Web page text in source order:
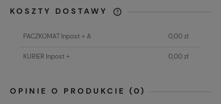
KOSZTY DOSTAWY
PACZKOMAT Inpost + A 0,00 zł
KURIER Inpost + 0,00 zł
OPINIE O PRODUKCIE (0)